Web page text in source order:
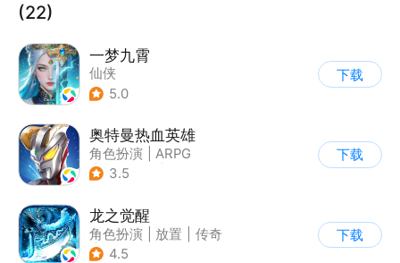
(22)
一梦九霄
仙侠
5.0
下载
奥特曼热血英雄
角色扮演
ARPG
| 动漫改编
3.5
下载
龙之觉醒
角色扮演 放置
传奇
| 千人同屏
4.5
下载